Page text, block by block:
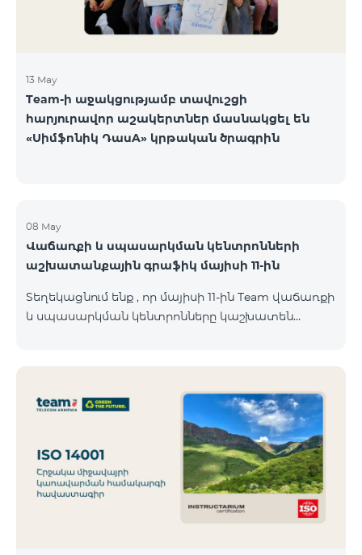
13 May
Team-ի աջակցությամբ տավուշցի
հարյուրավոր աշակերտներ մասնակցել են
«Սիմֆոնիկ ԴասA» կրթական ծրագրին
08 May
Վաճառքի և սպասարկման կենտրոնների
աշխատանքային գրաֆիկ մայիսի 11-ին
Տեղեկացնում ենք , որ մայիսի 11-ին Team վաճառքի
և սպասարկման կենտրոնները կաշխատեն
Բնականուն գրաֆիկը Մայիսի 11-ի փոփոխված
գրաֆիկը Երևան Կիլիկիա 09:00-18:00 09:00-17:00
Երևան Անդրանիկ 09:00-18:00 09:00-17:00 Երևան
ՀԱԹ 09:00-20:00 09:00-17:00 Երևան Ազատություն
09:00-19:00 09:00-17:00 Երևան Կոմիտաս 1 09:00-
19:00 09:00-17:00 Երևան Դավիթաշեն 09:00-20:00